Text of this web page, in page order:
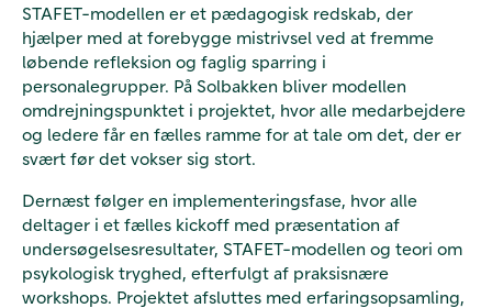
STAFET-modellen er et pædagogisk redskab, der
hjælper med at forebygge mistrivsel ved at fremme
løbende refleksion og faglig sparring i
personalegrupper. På Solbakken bliver modellen
omdrejningspunktet i projektet, hvor alle medarbejdere
og ledere får en fælles ramme for at tale om det, der er
svært før det vokser sig stort.
Dernæst følger en implementeringsfase, hvor alle
deltager i et fælles kickoff med præsentation af
undersøgelsesresultater, STAFET-modellen og teori om
psykologisk tryghed, efterfulgt af praksisnære
workshops. Projektet afsluttes med erfaringsopsamling,